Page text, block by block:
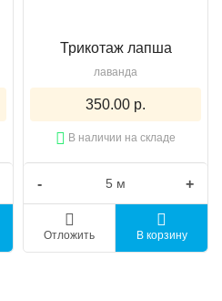
Трикотаж лапша
лаванда
350.00 р.
В наличии на складе
- +
Отложить В корзину